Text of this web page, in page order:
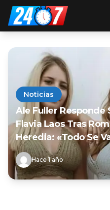
Noticias
Ale Fuller Responde
Flavia Laos Tras
Heredia: «Todo Se
Hace 1 año